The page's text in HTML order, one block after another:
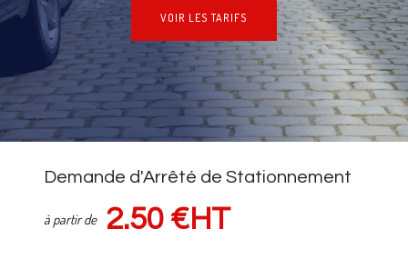
VOIR LES TARIFS
NOS TARIFS
Demande d'Arrêté de Stationnement
à partir de 2.50 €HT